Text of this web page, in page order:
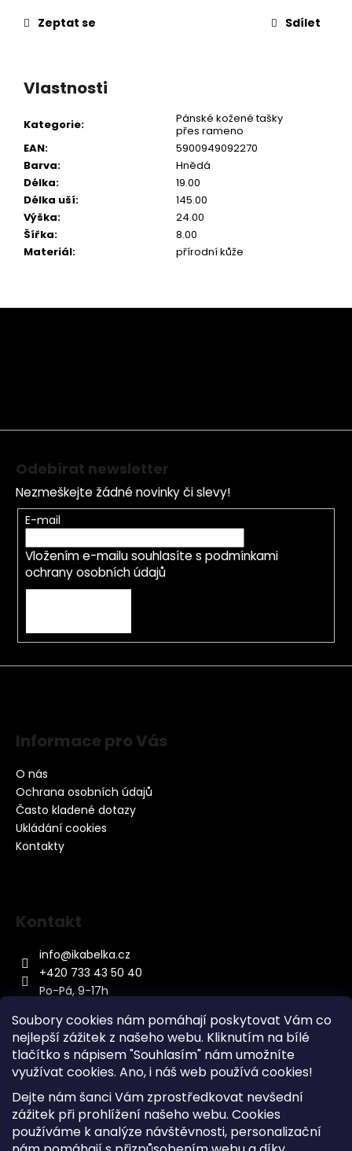
Soubory cookies nám pomáhají poskytovat Vám co
nejlepší zážitek z našeho webu. Kliknutím na bílé
tlačítko s nápisem "Souhlasím" nám umožníte
využívat cookies. Ano, i náš web používá cookies!
Dejte nám šanci Vám zprostředkovat nevšední
zážitek při prohlížení našeho webu. Cookies
používáme k analýze návštěvnosti, personalizační
Zeptat se
Sdílet
Vlastnosti
Kategorie:
Pánské kožené tašky
přes rameno
EAN:
5900949092270
Barva:
Hnědá
Délka:
19.00
Délka uší:
145.00
Výška:
24.00
Šířka:
8.00
Materiál: přírodní kůže
Z
Odebírat newsletter
Nezmeškejte žádné novinky či slevy!
E-mail
Vložením e-mailu souhlasíte s podmínkami
ochrany osobních údajů
Informace pro Vás
O nás
Ochrana osobních údajů
Často kladené dotazy
Ukládání cookies
Kontakty
Kontakt
info@ikabelka.cz
+420 733 43 50 40
Po-Pá, 9-17h
Kontakt
Sitemap
Doprava a Platba